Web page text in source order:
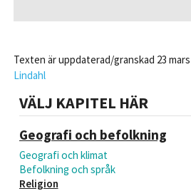
Texten är uppdaterad/granskad 23
Lindahl
VÄLJ KAPITEL HÄR
Geografi och befolkning
Geografi och klimat
Befolkning och språk
Religion